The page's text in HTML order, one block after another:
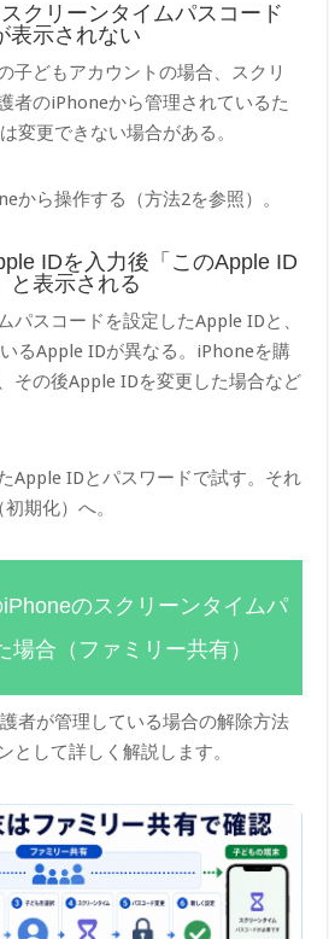
クリーンタイムパスコード
表示されない
子どもアカウントの場合、スクリ
者のiPhoneから管理されているた
変更できない場合がある。
から操作する（方法2を参照）。
IDを入力後「このApple ID
と表示される
パスコードを設定したApple IDと、
るApple IDが異なる。iPhoneを購
その後Apple IDを変更した場合など
Apple IDとパスワードで試す。それ
期化）へ。
のスクリーンタイムパ
場合（ファミリー共有）
者が管理している場合の解除方法
として詳しく解説します。